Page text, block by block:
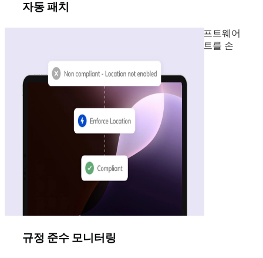
자동 패치
엔드포인트를 항상 최신 상태로 유지하여 소프트웨어
취약성을 제거합니다. OS, 패치 및 앱 업데이트를 손
규정 준수 모니터링